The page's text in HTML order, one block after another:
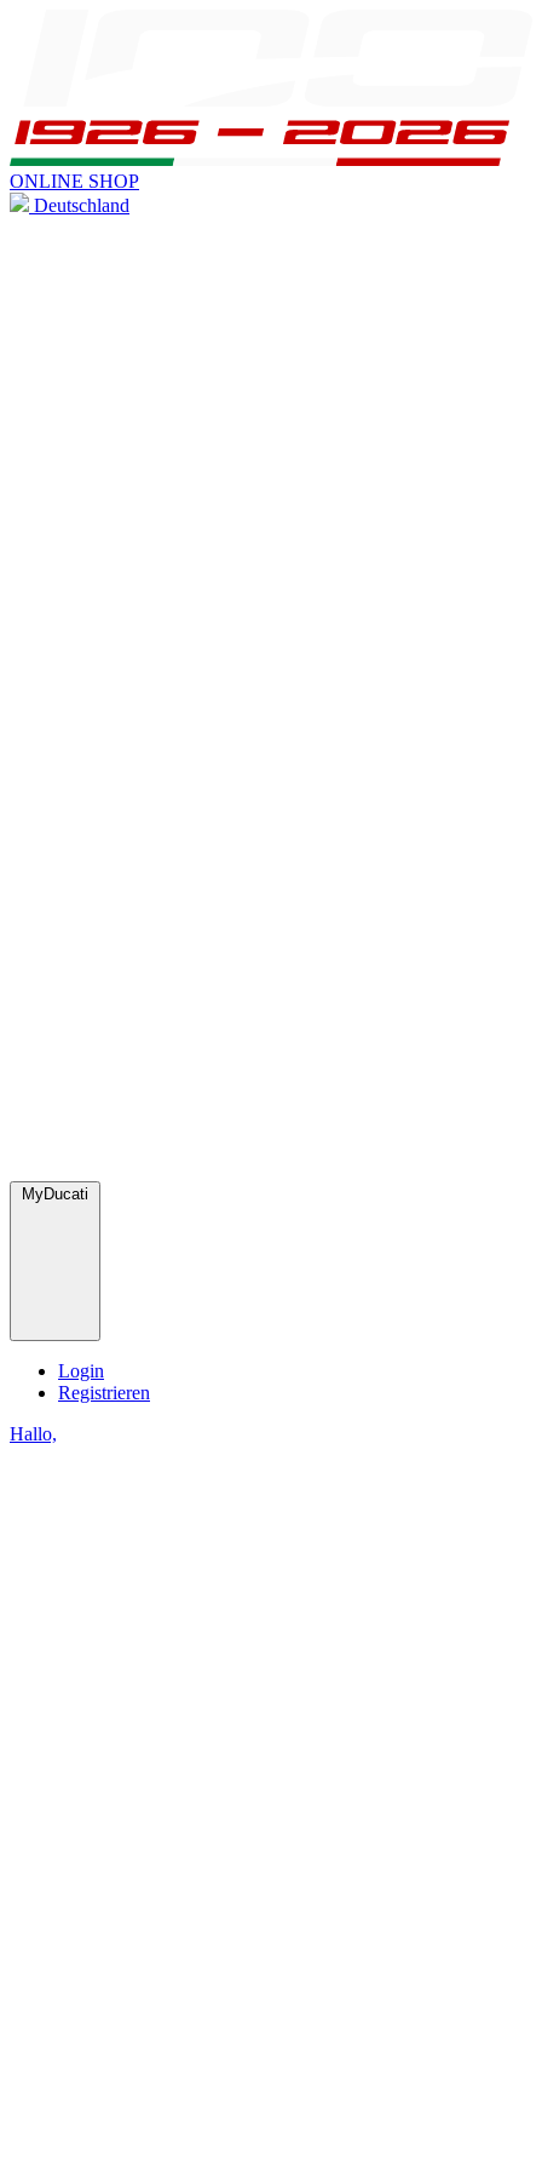
ONLINE SHOP
Deutschland
MyDucati
Login
Registrieren
Hallo,